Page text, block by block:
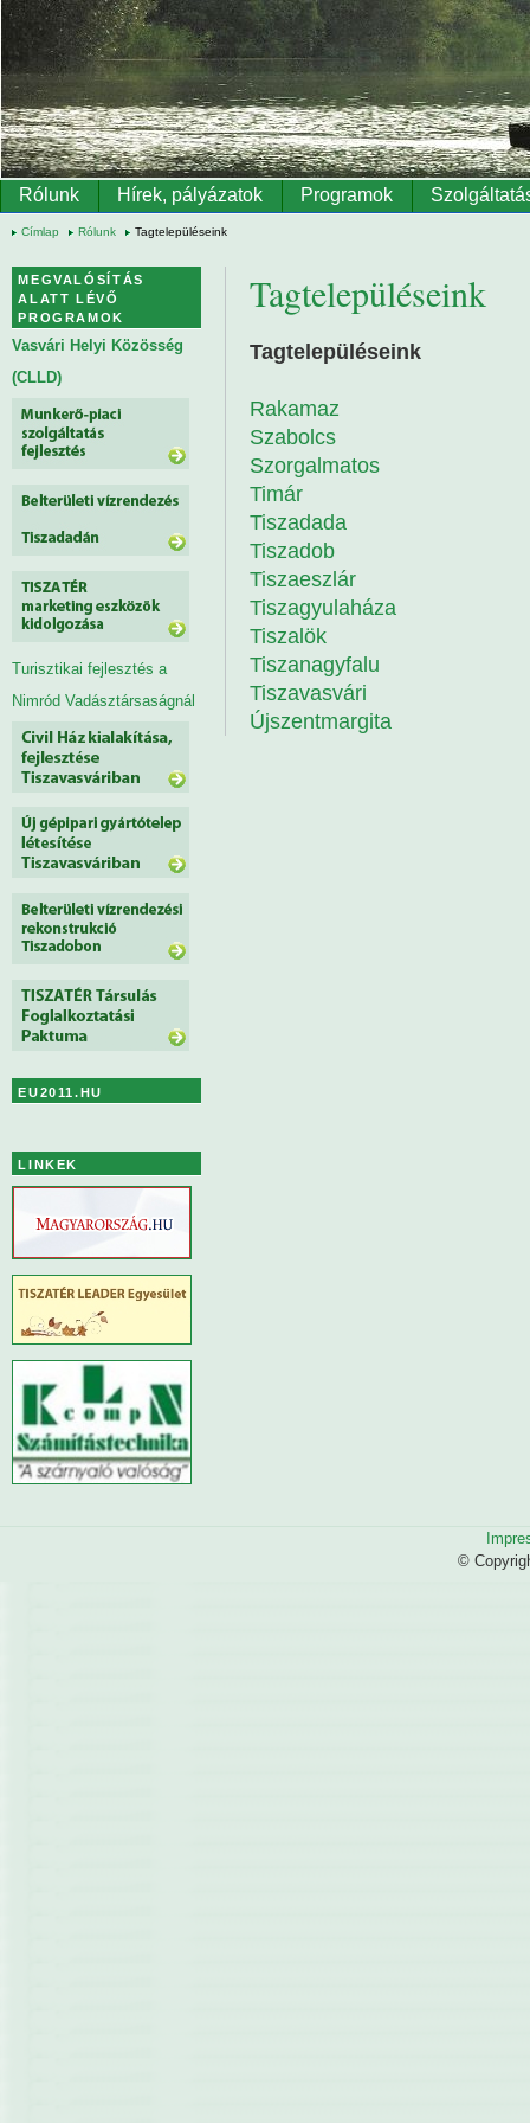
Ugrás a tartalomra
Rólunk Hírek, pályázatok Programok
Címlap Rólunk Tagtelepüléseink
Tagtelepüléseink
Tagtelepüléseink
Rakamaz
Szabolcs
Szorgalmatos
Timár
Tiszadada
Tiszadob
Tiszaeszlár
Tiszagyulaháza
Tiszalök
Tiszanagyfalu
Tiszavasvári
Újszentmargita
MEGVALÓSÍTÁS
ALATT LÉVŐ
PROGRAMOK
Vasvári Helyi Közösség
(CLLD)
Turisztikai fejlesztés a
Nimród Vadásztársaságnál
EU2011.HU
LINKEK
©